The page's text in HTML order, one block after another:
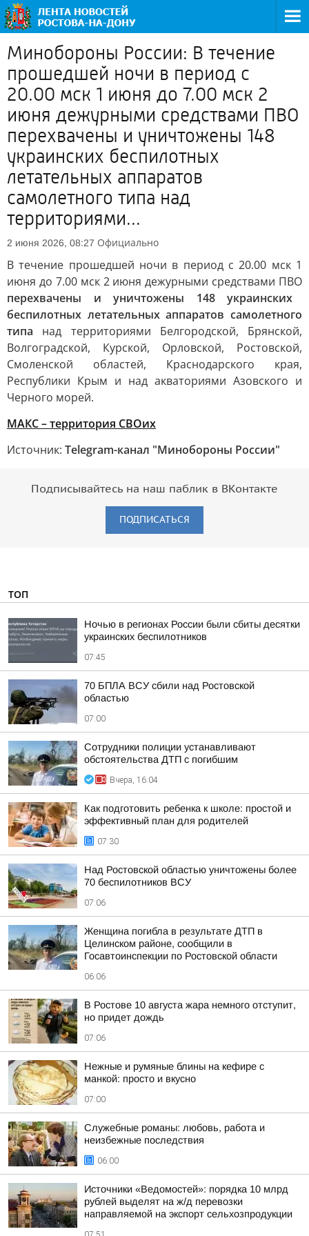
Минобороны России: В течение
прошедшей ночи в период с
20.00 мск 1 июня до 7.00 мск 2
июня дежурными средствами ПВО
перехвачены и уничтожены 148
украинских беспилотных
летательных аппаратов
самолетного типа над
территориями...
2 июня 2026, 08:27 Официально
В течение прошедшей ночи в период с 20.00 мск 1
июня до 7.00 мск 2 июня дежурными средствами ПВО
перехвачены и уничтожены 148 украинских
беспилотных летательных аппаратов самолетного
типа над территориями Белгородской, Брянской,
Волгоградской, Курской, Орловской, Ростовской,
Смоленской областей, Краснодарского края,
Республики Крым и над акваториями Азовского и
Черного морей.
MAКС – территория СВОих
Источник: Telegram-канал "Минобороны России"
Подписывайтесь на наш паблик в ВКонтакте
ПОДПИСАТЬСЯ
ТОП
Ночью в регионах России были сбиты десятки
украинских беспилотников
07:45
70 БПЛА ВСУ сбили над Ростовской
областью
07:00
Сотрудники полиции устанавливают
обстоятельства ДТП с погибшим
Вчера, 16:04
Как подготовить ребенка к школе: простой и
эффективный план для родителей
07:30
Над Ростовской областью уничтожены более
70 беспилотников ВСУ
07:06
Женщина погибла в результате ДТП в
Целинском районе, сообщили в
Госавтоинспекции по Ростовской области
06:06
В Ростове 10 августа жара немного отступит,
но придет дождь
07:06
Нежные и румяные блины на кефире с
манкой: просто и вкусно
07:00
Служебные романы: любовь, работа и
неизбежные последствия
06:00
Источники «Ведомостей»: порядка 10 млрд
рублей выделят на ж/д перевозки
направляемой на экспорт сельхозпродукции